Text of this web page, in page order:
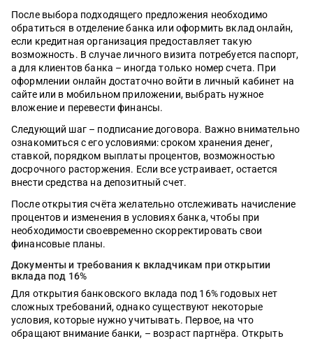
После выбора подходящего предложения необходимо
обратиться в отделение банка или оформить вклад онлайн,
если кредитная организация предоставляет такую
возможность. В случае личного визита потребуется паспорт,
а для клиентов банка – иногда только номер счета. При
оформлении онлайн достаточно войти в личный кабинет на
сайте или в мобильном приложении, выбрать нужное
вложение и перевести финансы.
Следующий шаг – подписание договора. Важно внимательно
ознакомиться с его условиями: сроком хранения денег,
ставкой, порядком выплаты процентов, возможностью
досрочного расторжения. Если все устраивает, остается
внести средства на депозитный счет.
После открытия счёта желательно отслеживать начисление
процентов и изменения в условиях банка, чтобы при
необходимости своевременно скорректировать свои
финансовые планы.
Документы и требования к вкладчикам при открытии
вклада под 16%
Для открытия банковского вклада под 16% годовых нет
сложных требований, однако существуют некоторые
условия, которые нужно учитывать. Первое, на что
обращают внимание банки, – возраст партнёра. Открыть